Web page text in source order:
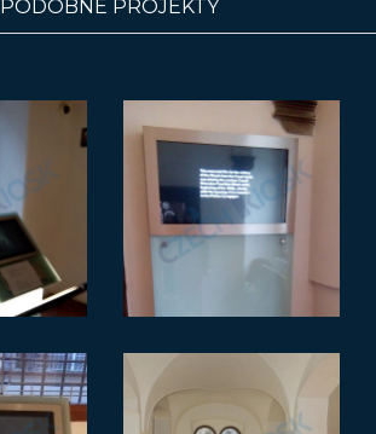
PODOBNÉ PROJEKTY